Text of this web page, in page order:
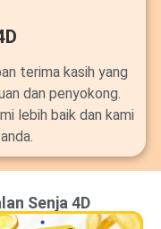
terima kasih yang
dan penyokong.
lebih baik dan kami
Senja 4D